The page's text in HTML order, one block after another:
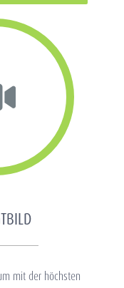
mit der höchsten